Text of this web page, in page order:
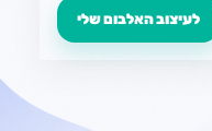
לעיצוב האלבום שלי